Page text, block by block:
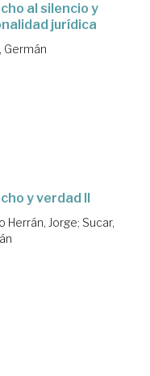
al silencio y
jurídica
Germán
y verdad II
Herrán, Jorge; Sucar,